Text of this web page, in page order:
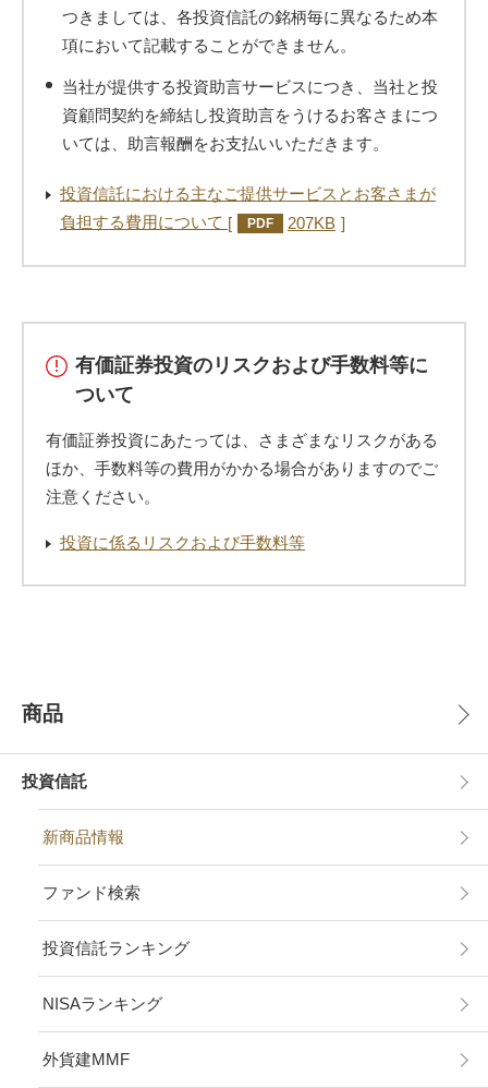
つきましては、各投資信託の銘柄毎に異なるため本
項において記載することができません。
当社が提供する投資助言サービスにつき、当社と投
資顧問契約を締結し投資助言をうけるお客さまにつ
いては、助言報酬をお支払いいただきます。
投資信託における主なご提供サービスとお客さまが
負担する費用について
PDF 207KB
有価証券投資のリスクおよび手数料等に
ついて
有価証券投資にあたっては、さまざまなリスクがある
ほか、手数料等の費用がかかる場合がありますのでご
注意ください。
投資に係るリスクおよび手数料等
商品
投資信託
新商品情報
ファンド検索
投資信託ランキング
NISAランキング
外貨建MMF